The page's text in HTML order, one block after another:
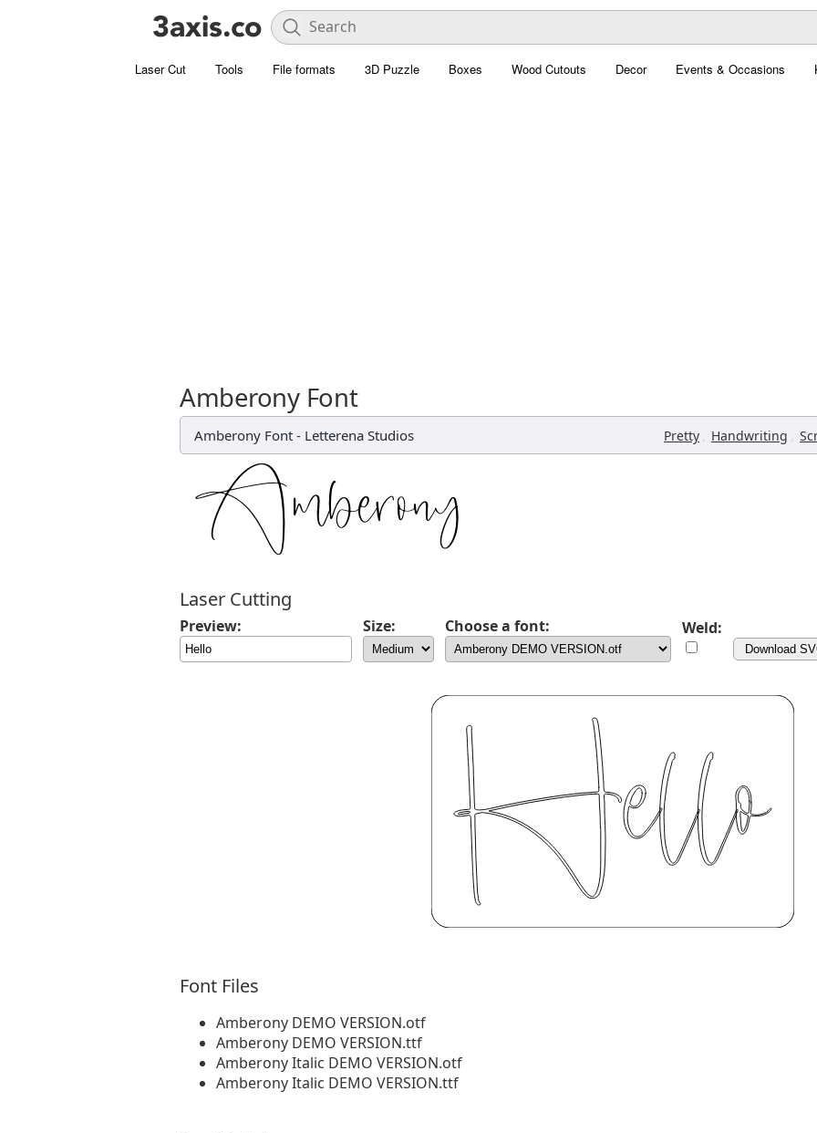
Laser Cut Tools File formats 3D Puzzle Boxes Wood Cutouts Decor Events & Occasions
Amberony Font
Amberony Font - Letterena Studios Pretty , Handwriting ,
Laser Cutting
Preview: Size: Choose a font: Weld:
Download
Font Files
Amberony DEMO VERSION.otf
Amberony DEMO VERSION.ttf
Amberony Italic DEMO VERSION.otf
Amberony Italic DEMO VERSION.ttf